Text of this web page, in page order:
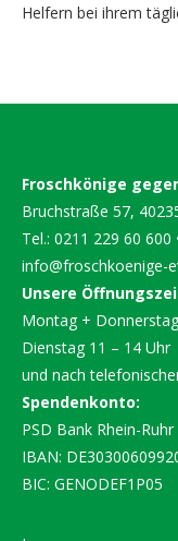
Helfern bei ihrem
Froschkönige
Bruchstraße 57,
Tel.: 0211 229 60 600
info@froschkoenige-
Unsere
Montag +
Dienstag 11 – 14 Uhr
und nach
Spendenkonto:
PSD Bank Rhein-Ruhr
IBAN:
BIC: GENODEF1P05